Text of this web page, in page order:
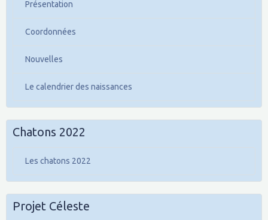
Présentation
Coordonnées
Nouvelles
Le calendrier des naissances
Chatons 2022
Les chatons 2022
Projet Céleste